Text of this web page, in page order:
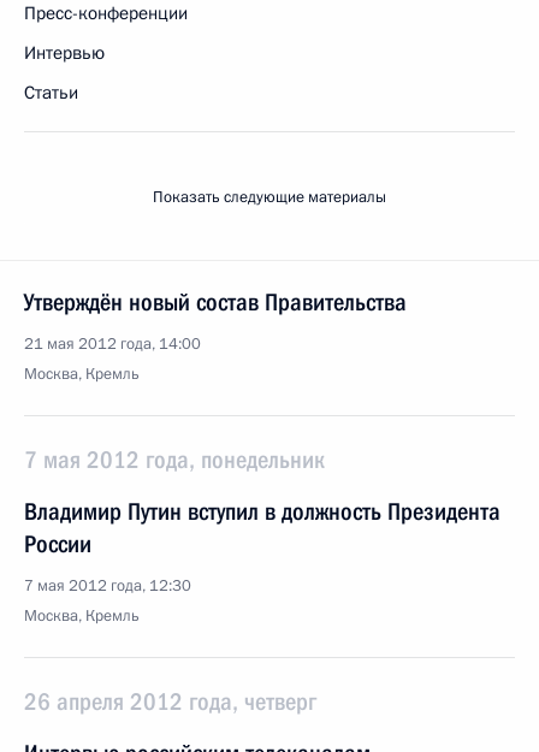
Пресс-конференции
Интервью
Статьи
Показать следующие материалы
Утверждён новый состав Правительства
21 мая 2012 года, 14:00
Москва, Кремль
7 мая 2012 года, понедельник
Владимир Путин вступил в должность Президента
России
7 мая 2012 года, 12:30
Москва, Кремль
26 апреля 2012 года, четверг